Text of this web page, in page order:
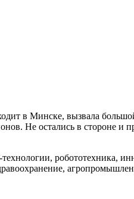
в Минске, вызвала
Не остались в стороне
робототехника,